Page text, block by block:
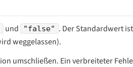
und "false" . Der Standardwert
weggelassen).
umschließen. Ein verbreiteter